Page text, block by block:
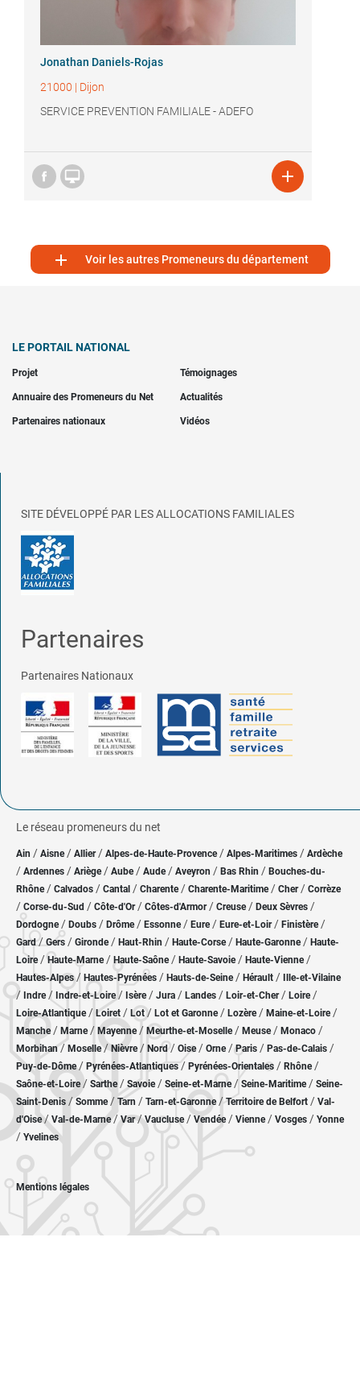
Jonathan Daniels-Rojas
21000 | Dijon
SERVICE PREVENTION FAMILIALE - ADEFO
 
 Voir les autres Promeneurs du département
LE PORTAIL NATIONAL
Projet Témoignages
Annuaire des Promeneurs du Net Actualités
Partenaires nationaux Vidéos
SITE DÉVELOPPÉ PAR LES ALLOCATIONS FAMILIALES
Partenaires
Partenaires Nationaux
Le réseau promeneurs du net
Ain / Aisne/ Allier/ Alpes-de-Haute-Provence / Alpes-Maritimes / Ardèche
/ Ardennes / Ariège/ Aube/ Aude / Aveyron / Bas Rhin / Bouches-du-
Rhône/ Calvados / Cantal / Charente / Charente-Maritime/ Cher / Corrèze
/ Corse-du-Sud / Côte-d'Or / Côtes-d'Armor/ Creuse/ Deux Sèvres /
Dordogne/ Doubs / Drôme/ Essonne / Eure/ Eure-et-Loir / Finistère/
Gard/Gers / Gironde/ Haut-Rhin / Haute-Corse/ Haute-Garonne/ Haute-
Loire/Haute-Marne/ Haute-Saône/ Haute-Savoie/ Haute-Vienne/
Hautes-Alpes/ Hautes-Pyrénées / Hauts-de-Seine/ Hérault / Ille-et-Vilaine
/ Indre/ Indre-et-Loire/ Isère/ Jura / Landes / Loir-et-Cher/ Loire/
Loire-Atlantique/ Loiret / Lot/ Lot et Garonne/ Lozère / Maine-et-Loire/
Manche/ Marne/ Mayenne/ Meurthe-et-Moselle/ Meuse/ Monaco /
Morbihan/ Moselle/ Nièvre / Nord/ Oise / Orne/Paris / Pas-de-Calais /
Puy-de-Dôme/ Pyrénées-Atlantiques / Pyrénées-Orientales / Rhône/
Saône-et-Loire/ Sarthe/ Savoie/ Seine-et-Marne/ Seine-Maritime/ Seine-
Saint-Denis /Somme/ Tarn / Tarn-et-Garonne/Territoire de Belfort / Val-
d'Oise/ Val-de-Marne/Var/Vaucluse/ Vendée/ Vienne/ Vosges / Yonne
/ Yvelines
Mentions légales